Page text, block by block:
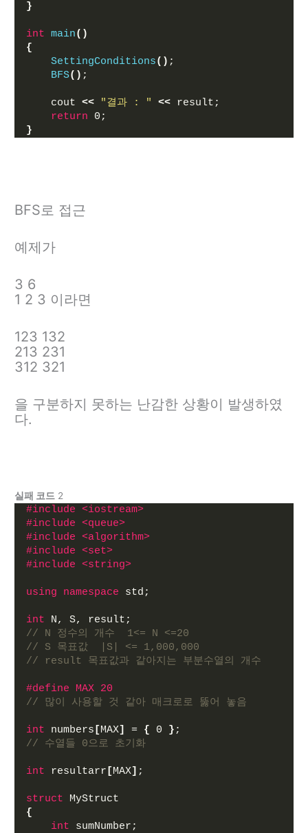
}
int main()
{
SettingConditions() ;
BFS() ;
    cout
<< "결과 : " << result;
return 0;
}
BFS로 접근
예제가
3 6
1 2 3 이라면
123 132
213 231
312 321
을 구분하지 못하는 난감한 상황이 발생하였
다.
실패 코드 2
#include <iostream>
#include <queue>
#include <algorithm>
#include <set>
#include <string>
using namespace std;
int N, S, result;
// N 정수의 개수  1<= N <=20
// S 목표값  |S| <= 1,000,000
// result 목표값과 같아지는 부분수열의 개수
#define MAX 20
// 많이 사용할 것 같아 매크로로 뚫어 놓음
int numbers [MAX] = { 0 };
// 수열들 0으로 초기화
int resultarr [MAX] ;
struct MyStruct
{
int sumNumber;